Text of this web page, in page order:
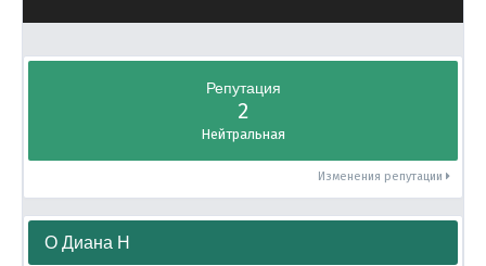
Репутация
2
Нейтральная
Изменения репутации
О Диана Н